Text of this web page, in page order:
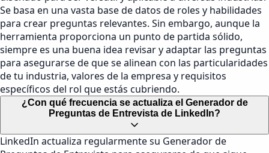
Se basa en una vasta base de datos de roles y habilidades
para crear preguntas relevantes. Sin embargo, aunque la
herramienta proporciona un punto de partida sólido,
siempre es una buena idea revisar y adaptar las preguntas
para asegurarse de que se alinean con las particularidades
de tu industria, valores de la empresa y requisitos
específicos del rol que estás cubriendo.
¿Con qué frecuencia se actualiza el Generador de
Preguntas de Entrevista de LinkedIn?
LinkedIn actualiza regularmente su Generador de